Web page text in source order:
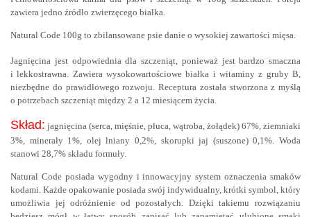
zawiera jedno źródło zwierzęcego białka.
Natural Code 100g to zbilansowane psie danie o wysokiej zawartości mięsa.
Jagnięcina jest odpowiednia dla szczeniąt, ponieważ jest bardzo smaczna
i lekkostrawna. Zawiera wysokowartościowe białka i witaminy z gruby B,
niezbędne do prawidłowego rozwoju. Receptura została stworzona z myślą
o potrzebach szczeniąt między 2 a 12 miesiącem życia.
Skład: jagnięcina (serca, mięśnie, płuca, wątroba, żołądek) 67%, ziemniaki
3%, minerały 1%, olej lniany 0,2%, skorupki jaj (suszone) 0,1%. Woda
stanowi 28,7% składu formuły.
Natural Code posiada wygodny i innowacyjny system oznaczenia smaków
kodami. Każde opakowanie posiada swój indywidualny, krótki symbol, który
umożliwia jej odróżnienie od pozostałych. Dzięki takiemu rozwiązaniu